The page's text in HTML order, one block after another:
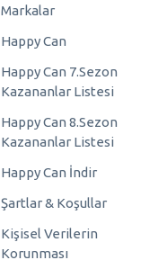
Markalar
Happy Can
Happy Can 7.Sezon
Kazananlar Listesi
Happy Can 8.Sezon
Kazananlar Listesi
Happy Can İndir
Şartlar & Koşullar
Kişisel Verilerin
Korunması